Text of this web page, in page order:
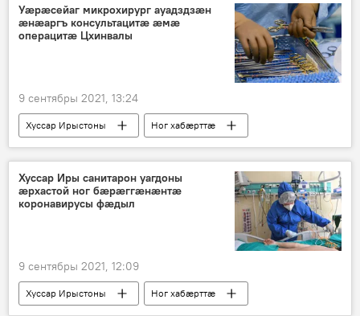
Уӕрӕсейаг микрохирург ауадздзӕн
ӕнӕаргъ консультацитӕ ӕмӕ
операцитӕ Цхинвалы
9 сентябры 2021, 13:24
Хуссар Ирыстоны Ног хабӕрттӕ
Хуссар Иры санитарон уагдоны
ӕрхастой ног бӕрӕггӕнӕнтӕ
коронавирусы фӕдыл
9 сентябры 2021, 12:09
Хуссар Ирыстоны Ног хабӕрттӕ